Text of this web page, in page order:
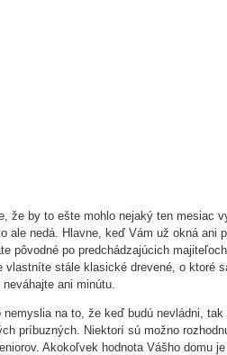
že by to ešte mohlo nejaký ten mesiac
ale nedá. Hlavne, keď Vám už okná ani
pôvodné po predchádzajúcich
stále klasické drevené, o ktoré
ani minútu.
na to, že keď budú nevládni,
príbuzných. Niektorí sú možno
Akokoľvek hodnota Vášho domu